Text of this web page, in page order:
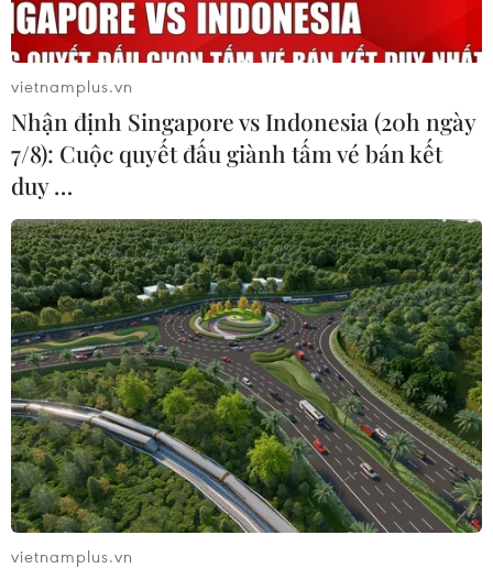
Ngoại trưởng Nhật Bản-Trung Quốc thảo
luận quan hệ song phương
01/08/2019 10:07
Ngày 1/8, Ngoại trưởng Nhật Bản Taro Kono và người
đồng cấp Trung Quốc Vương Nghị đã có cuộc hội đàm
song phương bên lề Hội nghị Bộ trưởng Ngoại giao
ASEAN lần thứ 52 (AMM-52) tại Bangkok (Thái Lan).
vietnamplus.vn
Nhận định Singapore vs Indonesia (20h ngày
7/8): Cuộc quyết đấu giành tấm vé bán kết
duy …
vietnamplus.vn